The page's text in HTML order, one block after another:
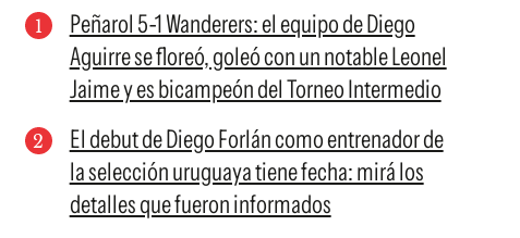
Peñarol 5-1 Wanderers: el equipo de Diego
Aguirre se floreó, goleó con un notable Leonel
Jaime y es bicampeón del Torneo Intermedio
El debut de Diego Forlán como entrenador de
la selección uruguaya tiene fecha: mirá los
detalles que fueron informados